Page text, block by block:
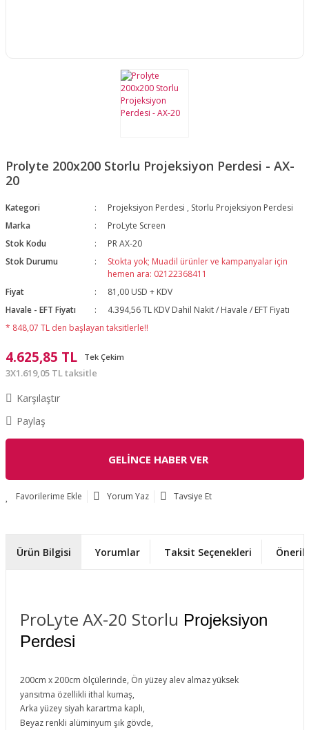
Prolyte 200x200 Storlu Projeksiyon Perdesi - AX-
20
Kategori Projeksiyon Perdesi , Storlu Projeksiyon Perdesi
Marka
ProLyte Screen
Stok Kodu
PR AX-20
Stok Durumu
Stokta yok; Muadil ürünler ve kampanyalar için
hemen ara: 02122368411
Fiyat
81,00 USD + KDV
Havale - EFT Fiyatı
4.394,56 TL KDV Dahil Nakit / Havale / EFT Fiyatı
* 848,07 TL den başlayan taksitlerle!!
4.625,85 TL Tek Çekim
3X1.619,05 TL taksitle
Karşılaştır
Paylaş
GELİNCE HABER VER
Yorum Yaz Tavsiye Et
Ürün Bilgisi Yorumlar Taksit Seçenekleri
ProLyte AX-20 Storlu Projeksiyon
Perdesi
200cm x 200cm ölçülerinde, Ön yüzey alev almaz yüksek
yansıtma özellikli ithal kumaş,
Arka yüzey siyah karartma kaplı,
Beyaz renkli alüminyum şık gövde,